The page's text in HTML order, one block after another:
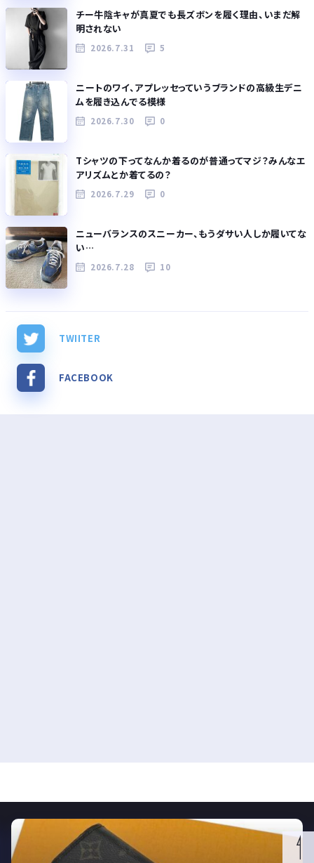
チー牛陰キャが真夏でも長ズボンを履く理由、いまだ解
明されない
2026.7.31 5
ニートのワイ、アプレッセっていうブランドの高級生デニ
ムを履き込んでる模様
2026.7.30 0
Tシャツの下ってなんか着るのが普通ってマジ？みんなエ
アリズムとか着てるの？
2026.7.29 0
ニューバランスのスニーカー、もうダサい人しか履いてな
い…
2026.7.28 10
TWIITER
FACEBOOK